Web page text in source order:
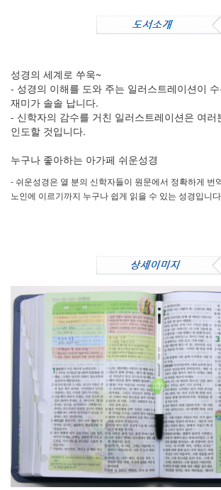
성경의 세계로 쑤욱~
- 성경의 이해를 도와 주는 일러스트레이션이
재미가 솔솔 납니다.
- 신학자의 감수를 거친 일러스트레이션은 여러
인도할 것입니다.
누구나 좋아하는 아가페 쉬운성경
- 쉬운성경은 열 분의 신학자들이 원문에서 정확하게 번
노인에 이르기까지 누구나 쉽게 읽을 수 있는 성경입니